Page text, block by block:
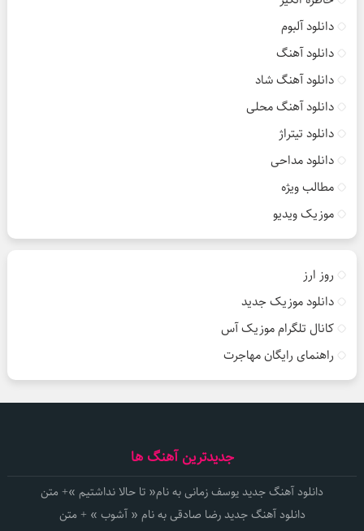
دانلود آلبوم
دانلود آهنگ
دانلود آهنگ شاد
دانلود آهنگ محلی
دانلود تیتراژ
دانلود مداحی
مطالب ویژه
موزیک ویدیو
روز ارز
دانلود موزیک جدید
کانال تلگرام موزیک آس
راهنمای رایگان مهاجرت
جدیدترین آهنگ ها
دانلود آهنگ جدید یوسف زمانی به نام« تا حالا نداشتیم »+ متن
دانلود آهنگ جدید رضا صادقی به نام « آشوب » + متن